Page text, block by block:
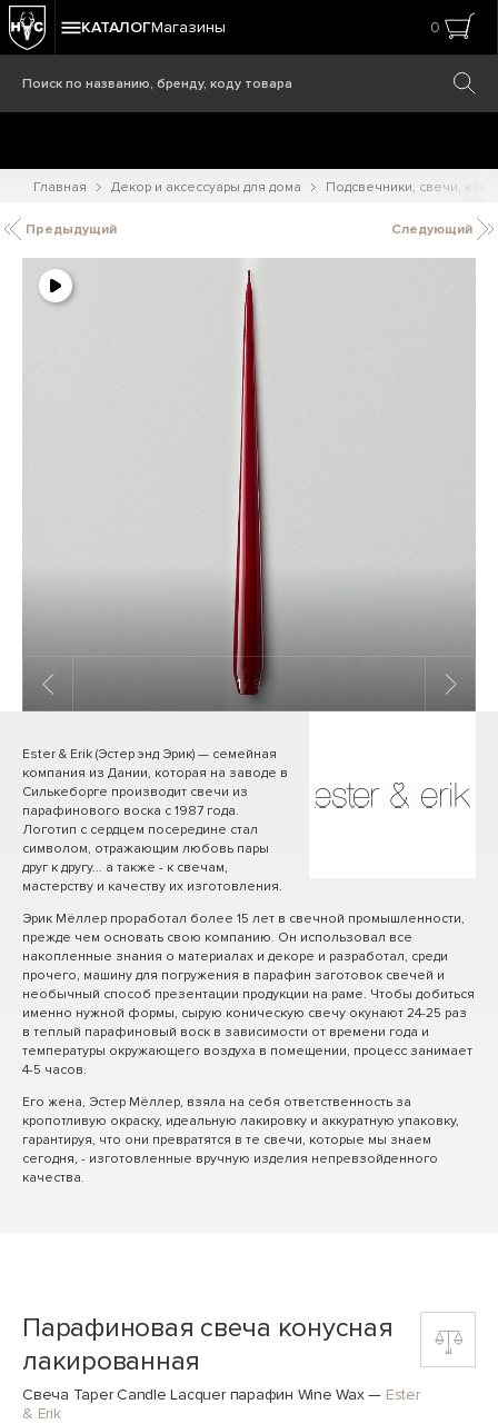
КАТАЛОГМагазины 0
Главная Декор и аксессуары для дома Подсвечники, свечи,
Предыдущий Следующий
1 / 9
Ester & Erik (Эстер энд Эрик) — семейная
компания из Дании, которая на заводе в
Силькеборге производит свечи из
парафинового воска с 1987 года.
Логотип с сердцем посередине стал
символом, отражающим любовь пары
друг к другу... а также - к свечам,
мастерству и качеству их изготовления.
Эрик Мёллер проработал более 15 лет в свечной промышленности,
прежде чем основать свою компанию. Он использовал все
накопленные знания о материалах и декоре и разработал, среди
прочего, машину для погружения в парафин заготовок свечей и
необычный способ презентации продукции на раме. Чтобы добиться
именно нужной формы, сырую коническую свечу окунают 24-25 раз
в теплый парафиновый воск в зависимости от времени года и
температуры окружающего воздуха в помещении, процесс занимает
4-5 часов.
Его жена, Эстер Мёллер, взяла на себя ответственность за
кропотливую окраску, идеальную лакировку и аккуратную упаковку,
гарантируя, что они превратятся в те свечи, которые мы знаем
сегодня, - изготовленные вручную изделия непревзойденного
качества.
Парафиновая свеча конусная
лакированная
Свеча Taper Candle Lacquer парафин Wine Wax— Ester
& Erik